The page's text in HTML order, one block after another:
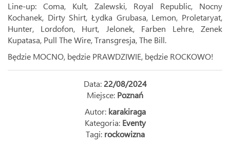
Line-up: Coma, Kult, Zalewski, Royal Republic, Nocny
Kochanek, Dirty Shirt, Łydka Grubasa, Lemon, Proletaryat,
Hunter, Lordofon, Hurt, Jelonek, Farben Lehre, Zenek
Kupatasa, Pull The Wire, Transgresja, The Bill.
Będzie MOCNO, będzie PRAWDZIWIE, będzie ROCKOWO!
Data: 22/08/2024
Miejsce: Poznań
Autor: karakiraga
Kategoria: Eventy
Tagi: rockowizna